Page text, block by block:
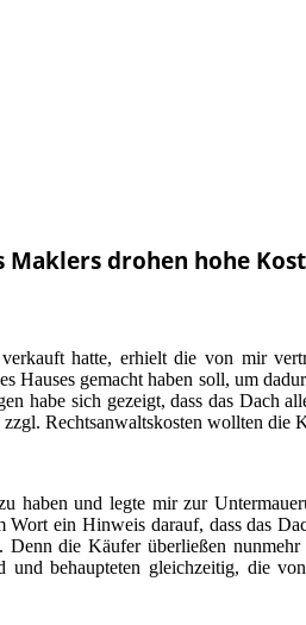
drohen hohe
hatte, erhielt die von mir
gemacht haben soll, um
habe sich gezeigt, dass das Dach
Rechtsanwaltskosten wollten die
haben und legte mir zur
ein Hinweis darauf, dass das
die Käufer überließen
behaupteten gleichzeitig, die